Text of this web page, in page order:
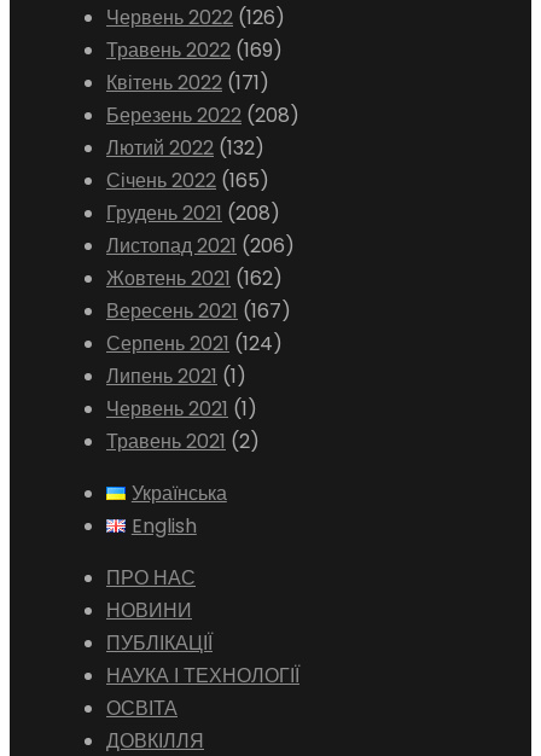
Червень 2022 (126)
Травень 2022 (169)
Квітень 2022 (171)
Березень 2022 (208)
Лютий 2022 (132)
Січень 2022 (165)
Грудень 2021 (208)
Листопад 2021 (206)
Жовтень 2021 (162)
Вересень 2021 (167)
Серпень 2021 (124)
Липень 2021 (1)
Червень 2021 (1)
Травень 2021 (2)
Українська
English
ПРО НАС
НОВИНИ
ПУБЛІКАЦІЇ
НАУКА І ТЕХНОЛОГІЇ
ОСВІТА
ДОВКІЛЛЯ